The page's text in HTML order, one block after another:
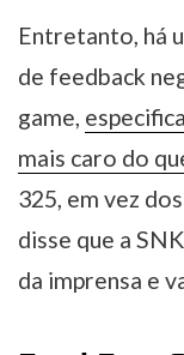
Entretanto, há
de feedback
game,
mais caro do
325, em vez
disse que a
da imprensa e